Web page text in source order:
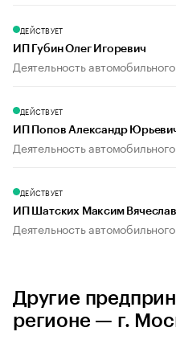
ДЕЙСТВУЕТ
ИП Губин Олег Игоревич
Деятельность
ДЕЙСТВУЕТ
ИП Попов Александр
Деятельность
ДЕЙСТВУЕТ
ИП Шатских Максим
Деятельность
Другие
регионе — г.